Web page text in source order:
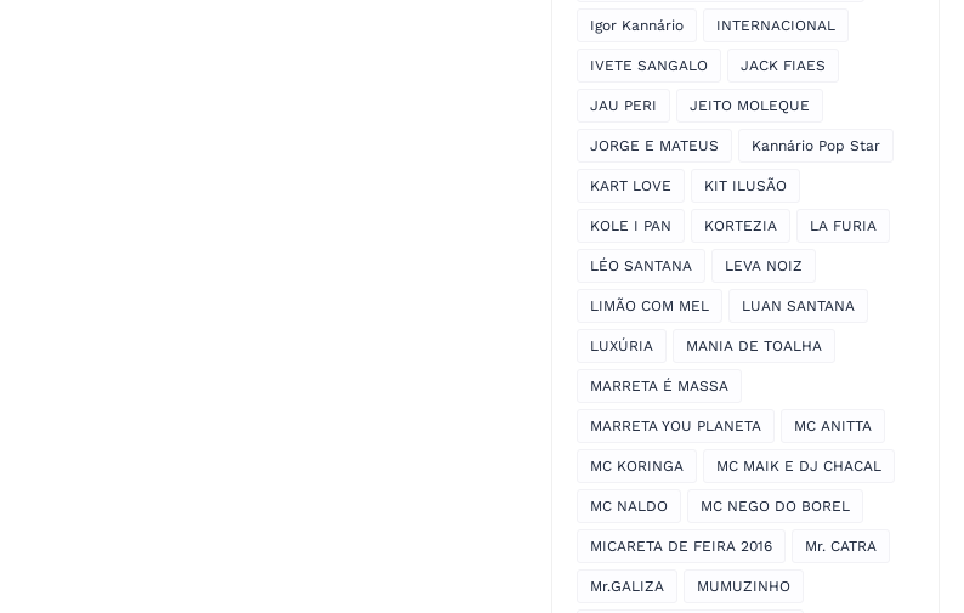
Igor Kannário INTERNACIONAL
IVETE SANGALO JACK FIAES
JAU PERI JEITO MOLEQUE
JORGE E MATEUS Kannário Pop Star
KART LOVE KIT ILUSÃO
KOLE I PAN KORTEZIA LA FURIA
LÉO SANTANA LEVA NOIZ
LIMÃO COM MEL LUAN SANTANA
LUXÚRIA MANIA DE TOALHA
MARRETA É MASSA
MARRETA YOU PLANETA MC ANITTA
MC KORINGA MC MAIK E DJ CHACAL
MC NALDO MC NEGO DO BOREL
MICARETA DE FEIRA 2016 Mr. CATRA
Mr.GALIZA MUMUZINHO